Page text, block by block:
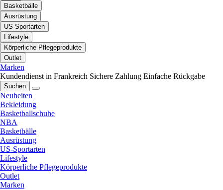
Basketbälle
Ausrüstung
US-Sportarten
Lifestyle
Körperliche Pflegeprodukte
Outlet
Marken
Kundendienst in Frankreich Sichere Zahlung Einfache Rückgabe
Suchen
Neuheiten
Bekleidung
Basketballschuhe
NBA
Basketbälle
Ausrüstung
US-Sportarten
Lifestyle
Körperliche Pflegeprodukte
Outlet
Marken